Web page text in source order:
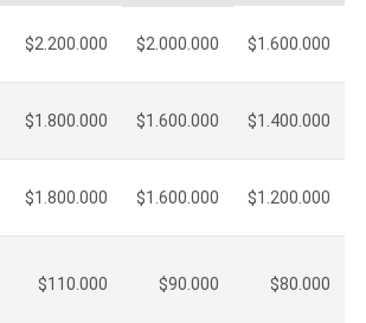
$2.200.000 $2.000.000 $1.600.000
$1.800.000 $1.600.000 $1.400.000
$1.800.000 $1.600.000 $1.200.000
$110.000 $90.000 $80.000